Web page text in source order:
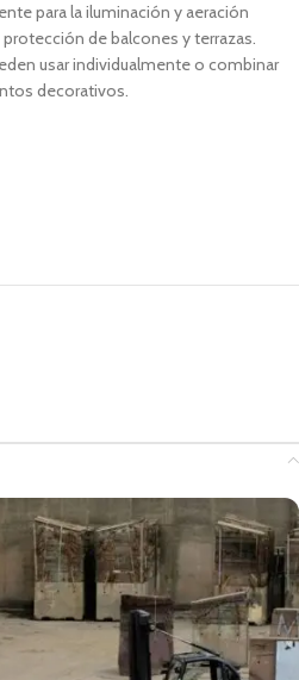
para la iluminación y aeración
de balcones y terrazas.
usar individualmente o combinar
decorativos.